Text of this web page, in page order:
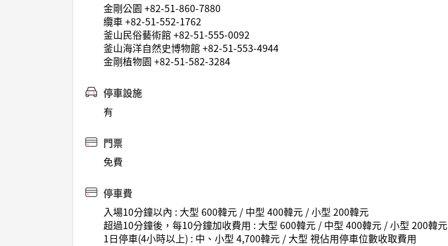
金剛公園 +82-51-860-7880
纜車 +82-51-552-1762
釜山民俗藝術館 +82-51-555-0092
釜山海洋自然史博物館 +82-51-553-4944
金剛植物園 +82-51-582-3284
停車設施
有
門票
免費
停車費
入場10分鐘以內 : 大型 600韓元 / 中型 400韓元 / 小型 200韓元
超過10分鐘後，每10分鐘加收費用 : 大型 600韓元 / 中型 400韓元 / 小型 200韓元
1日停車(4小時以上) : 中、小型 4,700韓元 / 大型 視佔用停車位數收取費用